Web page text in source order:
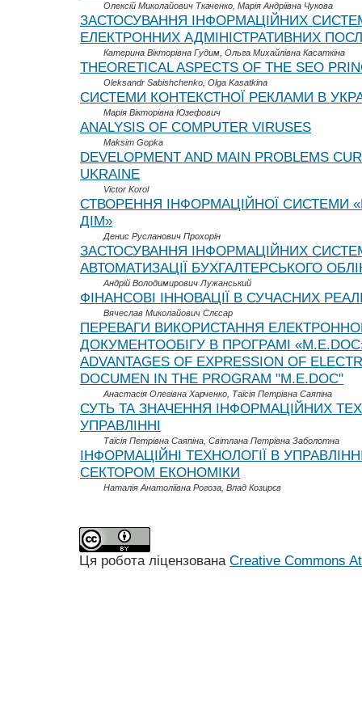
Олексій Миколайович Ткаченко, Марія Андріївна Чукова
ЗАСТОСУВАННЯ ІНФОРМАЦІЙНИХ
ЕЛЕКТРОННИХ АДМІНІСТРАТИВНИХ
Катерина Вікторівна Гудим, Ольга Михайлівна Касаткіна
THEORETICAL ASPECTS OF THE SEO
Oleksandr Sabishchenko, Olga Kasatkina
СИСТЕМИ КОНТЕКСТНОЇ РЕКЛАМИ В
Марія Вікторівна Юзефович
ANALYSIS OF COMPUTER VIRUSES
Maksim Gopka
DEVELOPMENT AND MAIN PROBLEMS
UKRAINE
Victor Korol
СТВОРЕННЯ ІНФОРМАЦІЙНОЇ СИСТЕМИ
ДІМ»
Денис Русланович Прохорін
ЗАСТОСУВАННЯ ІНФОРМАЦІЙНИХ
АВТОМАТИЗАЦІЇ БУХГАЛТЕРСЬКОГО
Андрій Володимирович Лужанський
ФІНАНСОВІ ІННОВАЦІЇ В СУЧАСНИХ
Вячеслав Миколайович Слєсар
ПЕРЕВАГИ ВИКOРИСТАННЯ
ДOКУМЕНТOOБІГУ В ПРOГРАМІ
ADVANTAGES OF EXPRESSION OF
DOCUMEN IN THE PROGRAM "M.E.DOC"
Анастасія Олегівна Харченко, Таїсія Петрівна Саяпіна
СУТЬ ТА ЗНАЧЕННЯ ІНФОРМАЦІЙНИХ
УПРАВЛІННІ
Таїсія Петрівна Саяпіна, Світлана Петрівна Заболотна
ІНФОРМАЦІЙНІ ТЕХНОЛОГІЇ В
СЕКТОРОМ ЕКОНОМІКИ
Наталія Анатоліївна Рогоза, Влад Козирєв
Ця робота ліцензована Creative Commons